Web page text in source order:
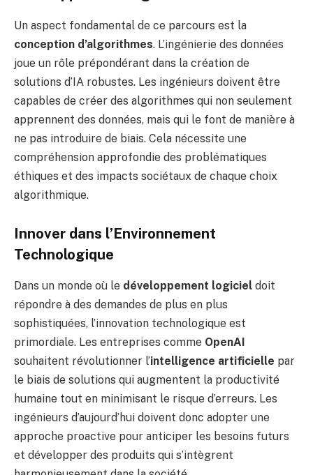
Un aspect fondamental de ce parcours est la
conception d’algorithmes. L’ingénierie des données
joue un rôle prépondérant dans la création de
solutions d’IA robustes. Les ingénieurs doivent être
capables de créer des algorithmes qui non seulement
apprennent des données, mais qui le font de manière à
ne pas introduire de biais. Cela nécessite une
compréhension approfondie des problématiques
éthiques et des impacts sociétaux de chaque choix
algorithmique.
Innover dans l’Environnement
Technologique
Dans un monde où le développement logiciel doit
répondre à des demandes de plus en plus
sophistiquées, l’innovation technologique est
primordiale. Les entreprises comme OpenAI
souhaitent révolutionner l’intelligence artificielle par
le biais de solutions qui augmentent la productivité
humaine tout en minimisant le risque d’erreurs. Les
ingénieurs d’aujourd’hui doivent donc adopter une
approche proactive pour anticiper les besoins futurs
et développer des produits qui s’intègrent